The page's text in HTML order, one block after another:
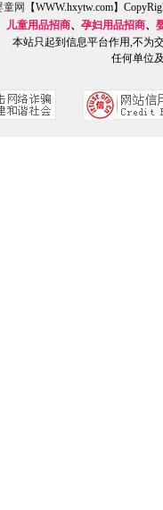
童网
【WWW.hxytw.com】
儿童用品招商、 孕妇用品招商、
本站只起到信息平台作用,不为
任何单位